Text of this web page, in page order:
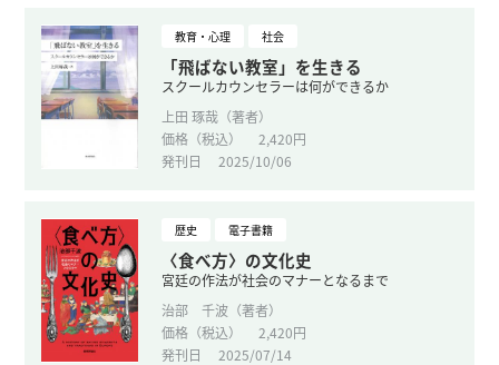
教育・心理 社会
「飛ばない教室」を生きる
スクールカウンセラーは何ができるか
上田 琢哉（著者）
価格（税込）
2,420円
発刊日
2025/10/06
歴史 電子書籍
〈食べ方〉の文化史
宮廷の作法が社会のマナーとなるまで
治部 千波（著者）
価格（税込）
2,420円
発刊日
2025/07/14